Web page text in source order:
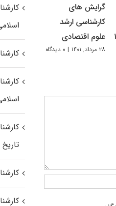
گرایش های
کارشناسی ارشد
علوم اقتصادی
۲۸ مرداد, ۱۴۰۱ | ۰ دیدگاه